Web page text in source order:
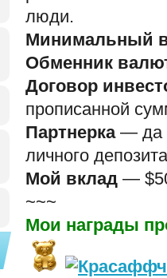
люди.
Минимальный
Обменник
Договор
прописанной
Партнерка— да
личного
Мой вклад —
~~~
Мои награды